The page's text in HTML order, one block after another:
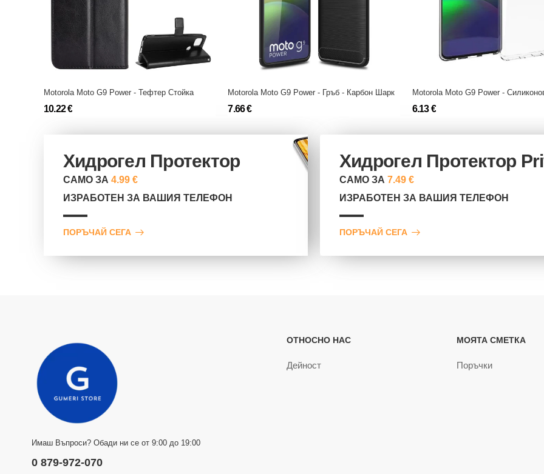
Motorola Moto G9 Power - Тефтер Стойка
10.22 €
Motorola Moto G9 Power - Гръб - Карбон Шарк
7.66 €
Motorola Moto G9 Power -
6.13 €
Хидрогел Протектор
САМО ЗА 4.99 €
ИЗРАБОТЕН ЗА ВАШИЯ ТЕЛЕФОН
ПОРЪЧАЙ СЕГА
Хидрогел Протектор
САМО ЗА 7.49 €
ИЗРАБОТЕН ЗА ВАШИЯ ТЕЛЕФОН
ПОРЪЧАЙ СЕГА
Имаш Въпроси? Обади ни се от 9:00 до 19:00
0 879-972-070
ОТНОСНО НАС
Дейност
МОЯТА СМЕТКА
Поръчки